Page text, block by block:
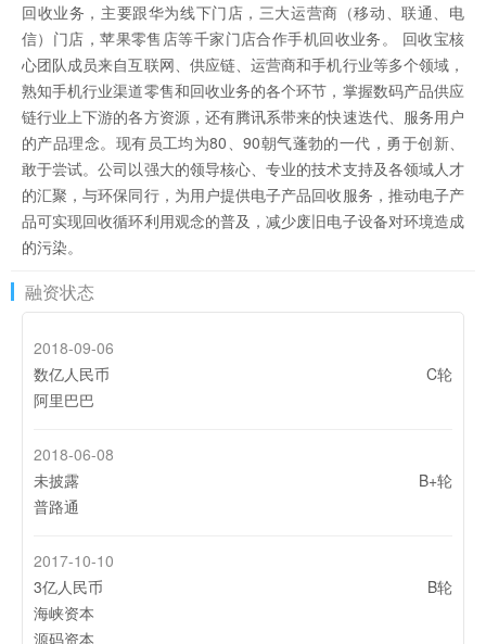
回收业务，主要跟华为线下门店，三大运营商（移动、联通、电
信）门店，苹果零售店等千家门店合作手机回收业务。 回收宝核
心团队成员来自互联网、供应链、运营商和手机行业等多个领域，
熟知手机行业渠道零售和回收业务的各个环节，掌握数码产品供应
链行业上下游的各方资源，还有腾讯系带来的快速迭代、服务用户
的产品理念。现有员工均为80、90朝气蓬勃的一代，勇于创新、
敢于尝试。公司以强大的领导核心、专业的技术支持及各领域人才
的汇聚，与环保同行，为用户提供电子产品回收服务，推动电子产
品可实现回收循环利用观念的普及，减少废旧电子设备对环境造成
的污染。
融资状态
2018-09-06
C轮
数亿人民币
阿里巴巴
2018-06-08
B+轮
未披露
普路通
2017-10-10
B轮
3亿人民币
海峡资本
源码资本